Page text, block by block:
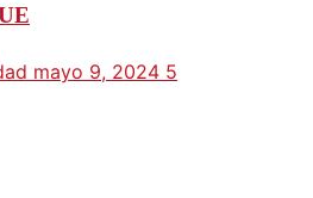
mayo 9, 2024 5